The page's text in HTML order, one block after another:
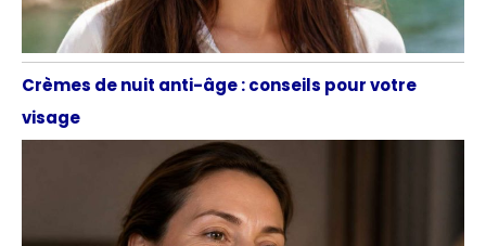
Crèmes de nuit anti-âge : conseils pour votre
visage